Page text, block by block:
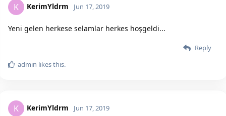
K KerimYldrm Jun 17, 2019
Yeni gelen herkese selamlar herkes hoşgeldi...
Reply
admin likes this.
K KerimYldrm Jun 17, 2019